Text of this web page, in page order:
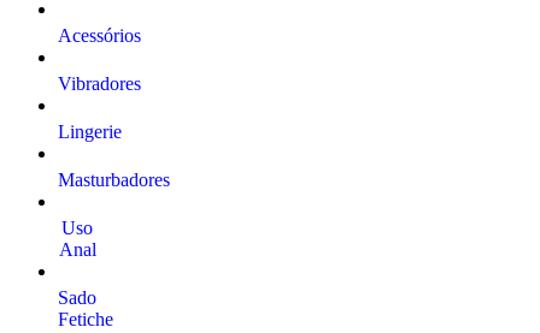
Acessórios
Vibradores
Lingerie
Masturbadores
Uso
Anal
Sado
Fetiche